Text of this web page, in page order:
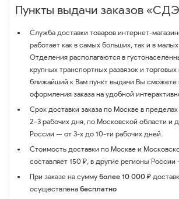
Пункты выдачи заказов
Служба доставки товаров интернет-
работает как в самых больших, так и в
Отделения располагаются в
крупных транспортных развязок и
ближайший к Вам пункт выдачи Вы сможете
оформления заказа на удобной
Срок доставки заказа по Москве в
2–3 рабочих дня, по Московской области и
России — от 3-х до 10-ти рабочих дней.
Стоимость доставки по Москве и
составляет 150 ₽, в другие регионы России
При заказе на сумму более 10 000 ₽
осуществлена бесплатно